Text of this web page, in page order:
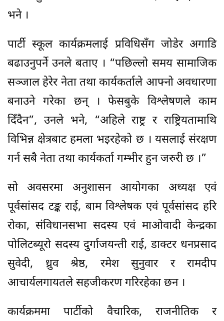
भने ।
पार्टी स्कूल कार्यक्रमलाई प्रविधिसँग जोडेर अगाडि
बढाउनुपर्ने उनले बताए । “पछिल्लो समय सामाजिक
सञ्जाल हेरेर नेता तथा कार्यकर्ताले आफ्नो अवधारणा
बनाउने गरेका छन् । फेसबुके विश्लेषणले काम
दिँदैन”, उनले भने, “अहिले राष्ट्र र राष्ट्रियतामाथि
विभिन्न क्षेत्रबाट हमला भइरहेको छ । यसलाई संरक्षण
गर्न सबै नेता तथा कार्यकर्ता गम्भीर हुन जरुरी छ ।”
सो अवसरमा अनुशासन आयोगका अध्यक्ष एवं
पूर्वसांसद टङ्क राई, बाम विश्लेषक एवं पूर्वसांसद हरि
रोका, संविधानसभा सदस्य एवं माओवादी केन्द्रका
पोलिटब्यूरो सदस्य दुर्गाजयन्ती राई, डाक्टर धनप्रसाद
सुवेदी, ध्रुव श्रेष्ठ, रमेश सुनुवार र रामदीप
आचार्यलगायतले सहजीकरण गरिरहेका छन ।
कार्यक्रममा पार्टीको वैचारिक, राजनीतिक र